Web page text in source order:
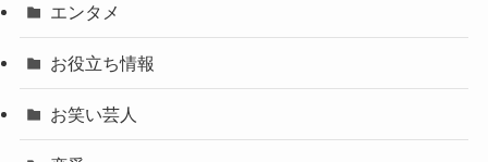
エンタメ
お役立ち情報
お笑い芸人